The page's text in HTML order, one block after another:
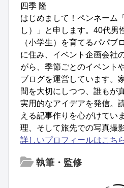
四季 隆
はじめまして！ペンネーム
し）」と申します。40代男
（小学生）を育てるパパブ
に住み、イベント企画会社
がら、季節ごとのイベント
ブログを運営しています。
間を大切にしつつ、誰もが
実用的なアイデアを発信。
える記事作りを心がけてい
理、そして旅先での写真撮
詳しいプロフィールはこち
執筆・監修